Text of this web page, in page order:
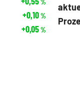
%
+0,10%
+0,05%